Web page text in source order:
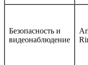
Безопасность и
видеонаблюдение